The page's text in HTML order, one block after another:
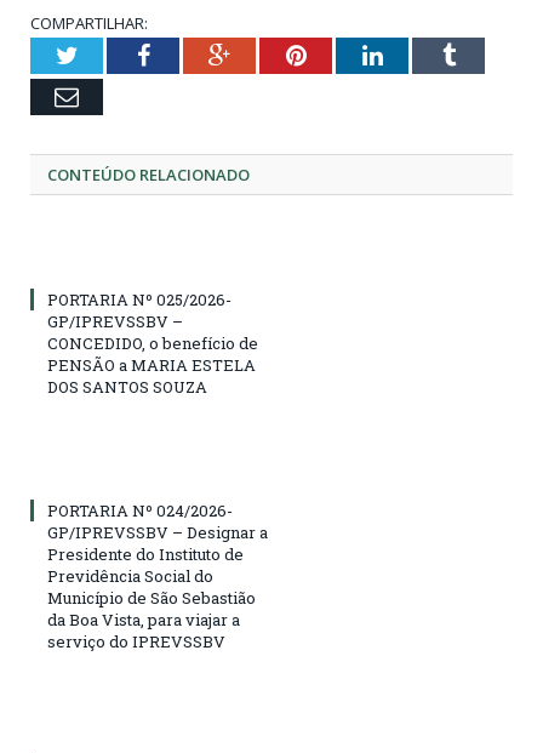
COMPARTILHAR:
TwitterFacebookGoogle+PinterestLinkedInTumblr
Email
CONTEÚDO RELACIONADO
PORTARIA Nº 025/2026-
GP/IPREVSSBV –
CONCEDIDO, o benefício de
PENSÃO a MARIA ESTELA
DOS SANTOS SOUZA
PORTARIA Nº 024/2026-
GP/IPREVSSBV – Designar a
Presidente do Instituto de
Previdência Social do
Município de São Sebastião
da Boa Vista, para viajar a
serviço do IPREVSSBV